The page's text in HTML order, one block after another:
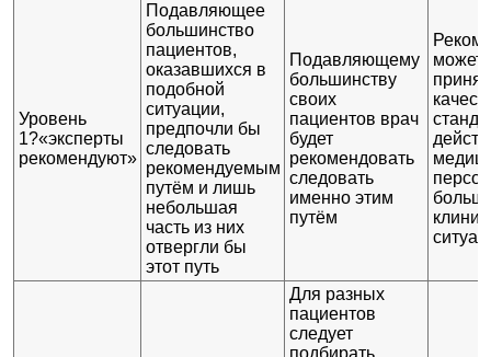
Уровень
1?«эксперты
рекомендуют»
Подавляющее
большинство
пациентов,
оказавшихся в
подобной
ситуации,
предпочли бы
следовать
рекомендуемым
путём и лишь
небольшая
часть из них
отвергли бы
этот путь
Подавляющему
большинству
своих
пациентов врач
будет
рекомендовать
следовать
именно этим
путём
может
Для разных
пациентов
следует